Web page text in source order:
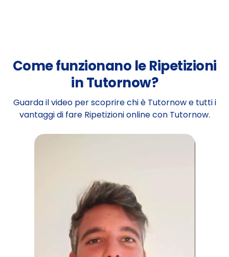
Come funzionano le Ripetizioni
in Tutornow?
Guarda il video per scoprire chi è Tutornow e tutti i
vantaggi di fare Ripetizioni online con Tutornow.